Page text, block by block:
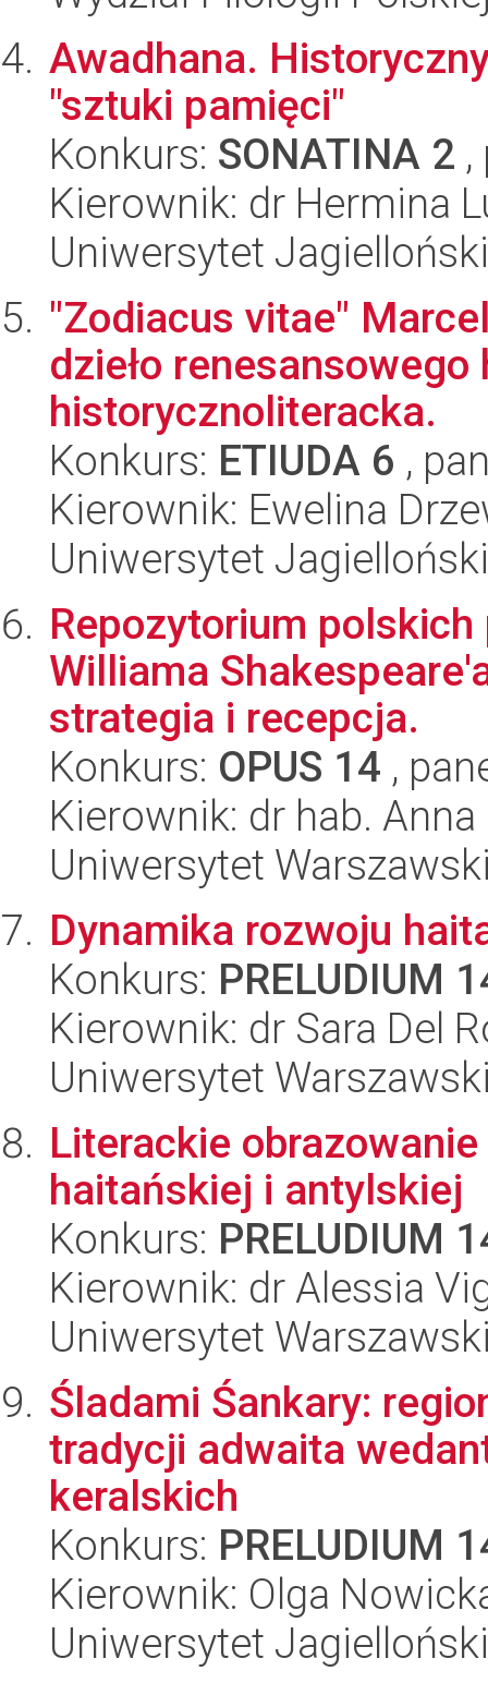
Awadhana.
"sztuki pamięci"
Konkurs: SONATINA 2
Kierownik: dr Hermina
Uniwersytet
"Zodiacus vitae"
dzieło
historycznoliteracka.
Konkurs: ETIUDA 6 ,
Kierownik: Ewelina
Uniwersytet
Repozytorium
Williama
strategia i recepcja.
Konkurs: OPUS 14 ,
Kierownik: dr hab.
Uniwersytet
Dynamika rozwoju
Konkurs: PRELUDIUM
Kierownik: dr Sara Del
Uniwersytet
Literackie
haitańskiej i antylskiej
Konkurs: PRELUDIUM
Kierownik: dr Alessia
Uniwersytet
Śladami Śankary:
tradycji adwaita
keralskich
Konkurs: PRELUDIUM
Kierownik: Olga
Uniwersytet